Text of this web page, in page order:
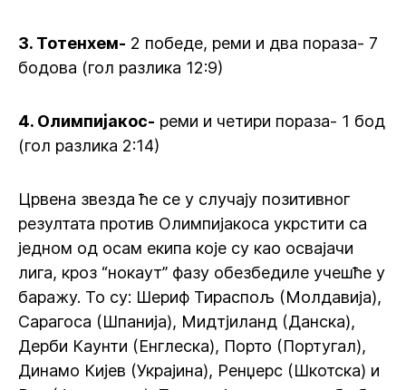
3. Тотенхем- 2 победе, реми и два пораза- 7
бодова (гол разлика 12:9)
4. Олимпијакос- реми и четири пораза- 1 бод
(гол разлика 2:14)
Црвена звезда ће се у случају позитивног
резултата против Олимпијакоса укрстити са
једном од осам екипа које су као освајачи
лига, кроз “нокаут” фазу обезбедиле учешће у
баражу. То су: Шериф Тираспољ (Молдавија),
Сарагоса (Шпанија), Мидтјиланд (Данска),
Дерби Каунти (Енглеска), Порто (Португал),
Динамо Кијев (Украјина), Ренџерс (Шкотска) и